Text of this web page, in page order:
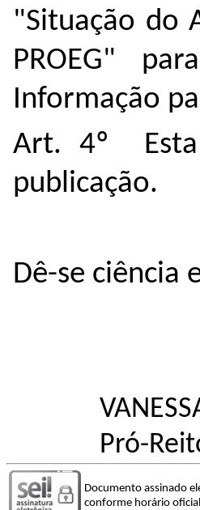
"Situação do
PROEG"
Informação
Art. 4º
publicação.
Dê-se ciência
Pró-
Documento assinado
conforme horário